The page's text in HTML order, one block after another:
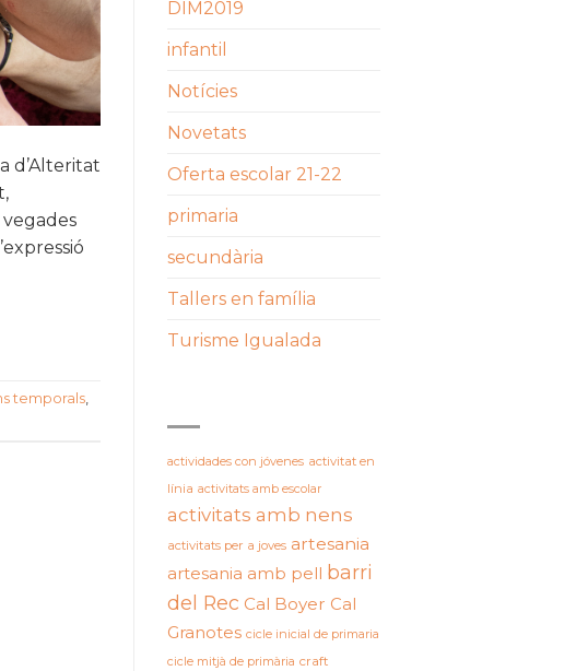
d’Alteritat
temporals
DIM2019
infantil
Notícies
Novetats
Oferta escolar 21-22
primaria
secundària
Tallers en família
Turisme Igualada
actividades con jóvenes activitat en
línia activitats amb escolar
activitats amb nens
activitats per a joves artesania
artesania amb pell barri
del Rec Cal Boyer Cal
Granotes cicle inicial de primaria
cicle mitjà de primària craft